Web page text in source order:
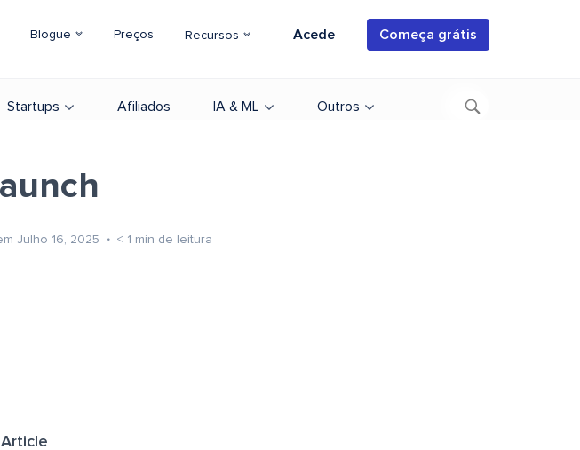
Blogue Preços Recursos Acede Começa grátis
Startups Afiliados IA & ML Outros
Julho 16, 2025 < 1 min de leitura